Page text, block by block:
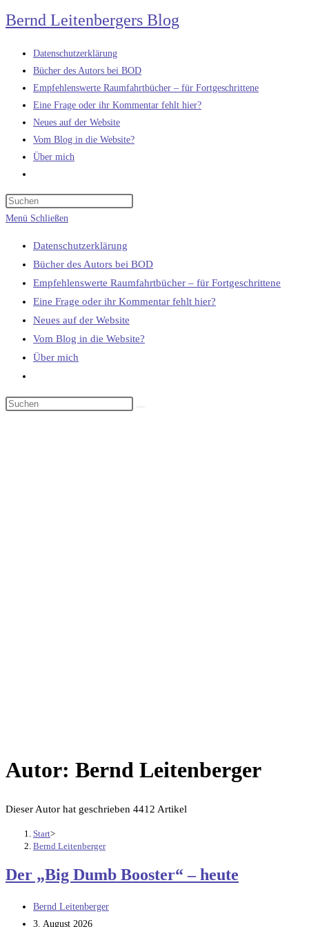
Zum
Inhalt
springen
Bernd Leitenbergers Blog
Datenschutzerklärung
Bücher des Autors bei BOD
Empfehlenswerte Raumfahrtbücher – für Fortgeschrittene
Eine Frage oder ihr Kommentar fehlt hier?
Neues auf der Website
Vom Blog in die Website?
Über mich
umschalten
Menü Schließen
Datenschutzerklärung
Bücher des Autors bei BOD
Empfehlenswerte Raumfahrtbücher – für Fortgeschrittene
Eine Frage oder ihr Kommentar fehlt hier?
Neues auf der Website
Vom Blog in die Website?
Über mich
umschalten
Autor: Bernd Leitenberger
Dieser Autor hat geschrieben 4412 Artikel
Start>
Bernd Leitenberger
Der „Big Dumb Booster“ – heute
Beitrags-
Autor:
Bernd Leitenberger
Beitrag
3. August 2026